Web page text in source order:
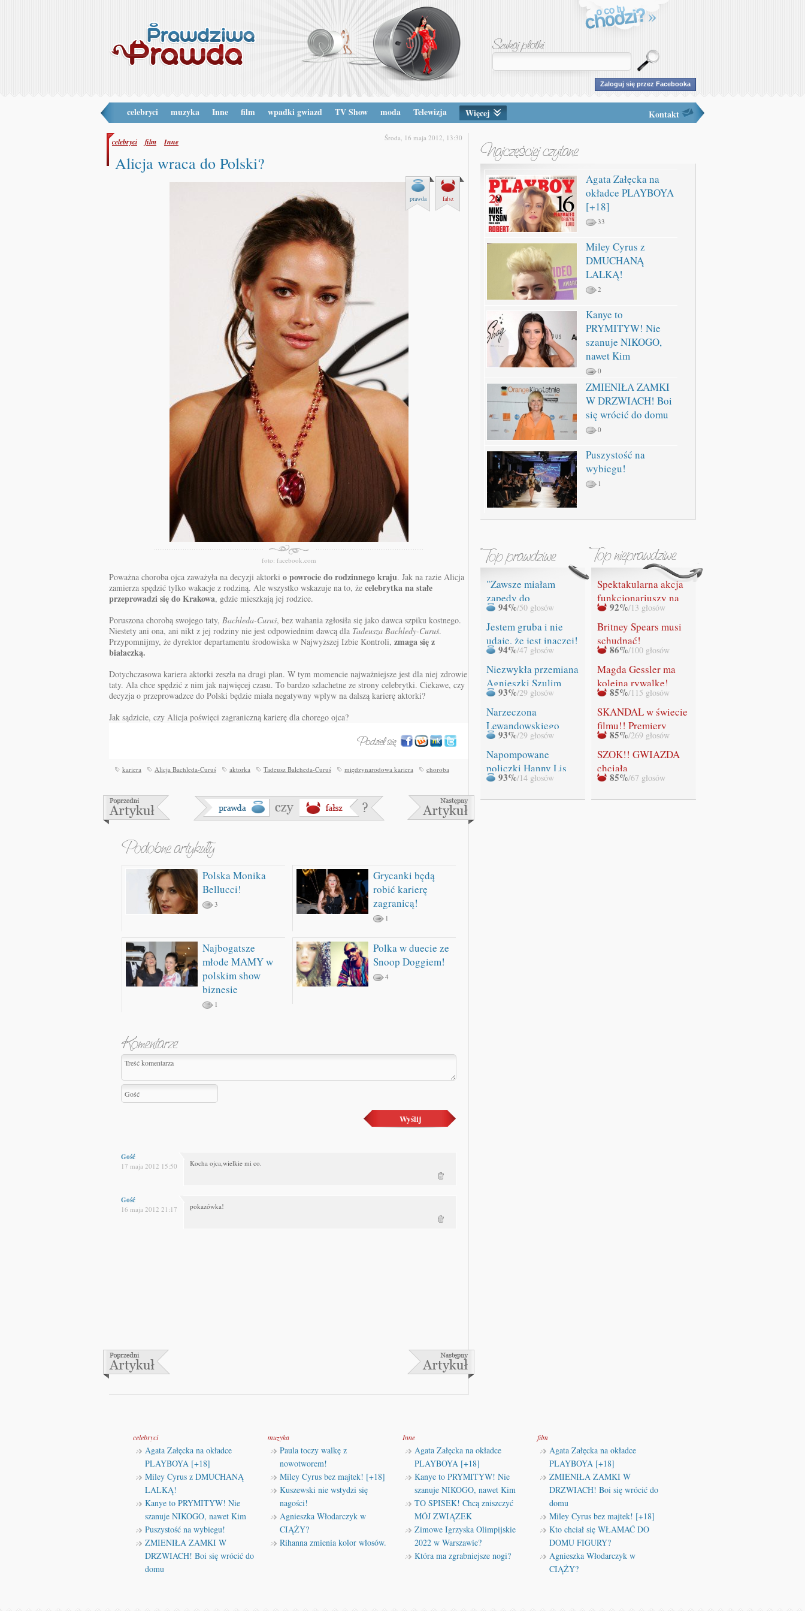
Zaloguj się przez Facebooka
celebryci muzyka Inne film wpadki gwiazd TV Show moda Telewizja Więcej Kontakt
celebryci film Inne Środa, 16 maja 2012, 13:30
Alicja wraca do Polski?
prawda fałsz
foto: facebook.com
Poważna choroba ojca zaważyła na decyzji aktorki o powrocie do rodzinnego kraju. Jak na razie Alicja
zamierza spędzić tylko wakacje z rodziną. Ale wszystko wskazuje na to, że celebrytka na stałe
przeprowadzi się do Krakowa, gdzie mieszkają jej rodzice.
Poruszona chorobą swojego taty, Bachleda-Curuś, bez wahania zgłosiła się jako dawca szpiku kostnego.
Niestety ani ona, ani nikt z jej rodziny nie jest odpowiednim dawcą dla Tadeusza Bachledy-Curuś.
Przypomnijmy, że dyrektor departamentu środowiska w Najwyższej Izbie Kontroli, zmaga się z
białaczką.
Dotychczasowa kariera aktorki zeszła na drugi plan. W tym momencie najważniejsze jest dla niej zdrowie
taty. Ala chce spędzić z nim jak najwięcej czasu. To bardzo szlachetne ze strony celebrytki. Ciekawe, czy
decyzja o przeprowadzce do Polski będzie miała negatywny wpływ na dalszą karierę aktorki?
Jak sądzicie, czy Alicja poświęci zagraniczną karierę dla chorego ojca?
kariera Alicja Bachleda-Curuś aktorka Tadeusz Balcheda-Curuś międzynarodowa kariera choroba
Polska Monika
Bellucci!
3
Grycanki będą
robić karierę
zagranicą!
1
Najbogatsze
młode MAMY w
polskim show
biznesie
1
Polka w duecie ze
Snoop Doggiem!
4
Gość
17 maja 2012 15:50 Kocha ojca,wielkie mi co.
Gość
16 maja 2012 21:17 pokazówka!
Agata Załęcka na
okładce PLAYBOYA
[+18]
33
Miley Cyrus z
DMUCHANĄ
LALKĄ!
2
Kanye to
PRYMITYW! Nie
szanuje NIKOGO,
nawet Kim
0
ZMIENIŁA ZAMKI
W DRZWIACH! Boi
się wrócić do domu
0
Puszystość na
wybiegu!
1
"Zawsze miałam
zapędy do
ROZBIERANIA SIĘ"
94%/50 głosów
Jestem gruba i nie
udaję, że jest inaczej!
94%/47 głosów
Niezwykła przemiana
Agnieszki Szulim
93%/29 głosów
Narzeczona
Lewandowskiego
miała WYPADEK!
93%/29 głosów
Napompowane
policzki Hanny Lis
93%/14 głosów
Spektakularna akcja
funkcjonariuszy na
lotnisku w Gdańsku.
Służby celne
przechwyciły
bezcenny obraz
Leonardo da Vinci z
rąk rosyjskiego
przemytnika!
92%/13 głosów
Britney Spears musi
schudnąć!
86%/100 głosów
Magda Gessler ma
kolejną rywalkę!
85%/115 głosów
SKANDAL w świecie
filmu!! Premiery
ostatniej części
"Zmierzchu" NIE
BĘDZIE!!!
85%/269 głosów
SZOK!! GWIAZDA
chciała
WYSTRZELAĆ
swoich fanów!!!
85%/67 głosów
celebryci
Agata Załęcka na okładce
PLAYBOYA [+18]
Miley Cyrus z DMUCHANĄ
LALKĄ!
Kanye to PRYMITYW! Nie
szanuje NIKOGO, nawet Kim
Puszystość na wybiegu!
ZMIENIŁA ZAMKI W
DRZWIACH! Boi się wrócić do
domu
muzyka
Paula toczy walkę z
nowotworem!
Miley Cyrus bez majtek! [+18]
Kuszewski nie wstydzi się
nagości!
Agnieszka Włodarczyk w
CIĄŻY?
Rihanna zmienia kolor włosów.
Inne
Agata Załęcka na okładce
PLAYBOYA [+18]
Kanye to PRYMITYW! Nie
szanuje NIKOGO, nawet Kim
TO SPISEK! Chcą zniszczyć
MÓJ ZWIĄZEK
Zimowe Igrzyska Olimpijskie
2022 w Warszawie?
Która ma zgrabniejsze nogi?
film
Agata Załęcka na okładce
PLAYBOYA [+18]
ZMIENIŁA ZAMKI W
DRZWIACH! Boi się wrócić do
domu
Miley Cyrus bez majtek! [+18]
Kto chciał się WŁAMAĆ DO
DOMU FIGURY?
Agnieszka Włodarczyk w
CIĄŻY?